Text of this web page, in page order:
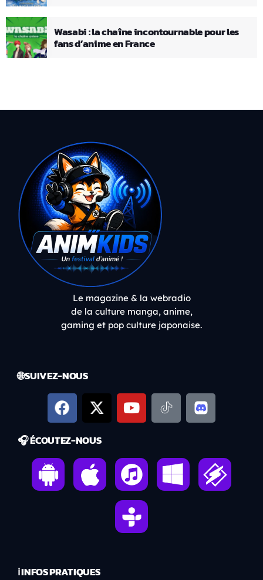
Wasabi : la chaîne incontournable pour les
fans d’anime en France
Le magazine & la webradio
de la culture manga, anime,
gaming et pop culture japonaise.
🌐 SUIVEZ-NOUS
🎧 ÉCOUTEZ-NOUS
ℹ️ INFOS PRATIQUES